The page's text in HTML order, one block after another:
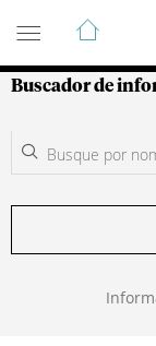
Guía de
Buscador de